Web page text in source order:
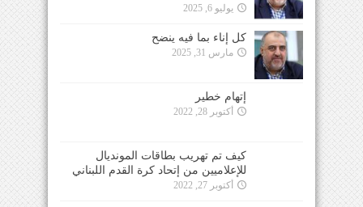
يوليو 6, 2025
كل إناء بما فيه ينضح
مارس 31, 2025
إتهام خطير
أكتوبر 28, 2022
كيف تم تهريب بطاقات المونديال
للإعلاميين من إتحاد كرة القدم اللبناني
أكتوبر 27, 2022